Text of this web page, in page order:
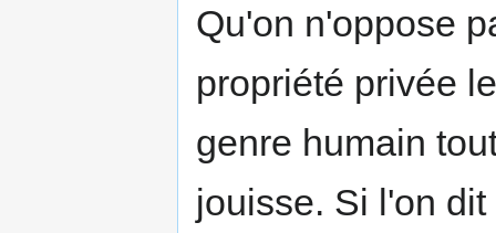
Qu'on n'oppose
propriété privée
genre humain
jouisse. Si l'on